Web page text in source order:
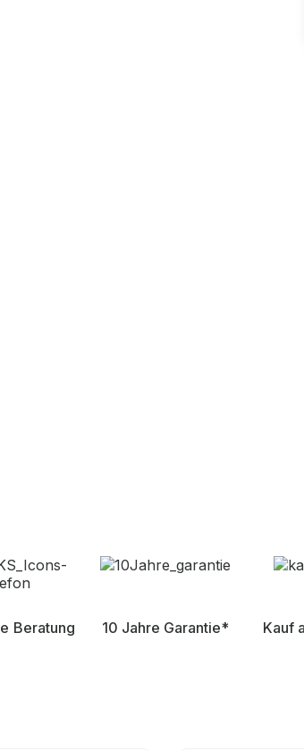
Beratung 10 Jahre Garantie* Kauf